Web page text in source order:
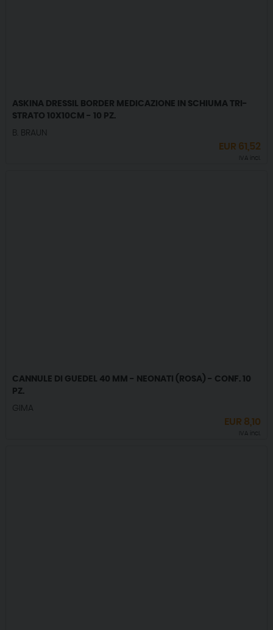
ASKINA DRESSIL BORDER MEDICAZIONE IN SCHIUMA TRI-
STRATO 10X10CM - 10 PZ.
B. BRAUN
EUR 61,52
IVA incl.
CANNULE DI GUEDEL 40 MM - NEONATI (ROSA) - CONF. 10
PZ.
GIMA
EUR 8,10
IVA incl.